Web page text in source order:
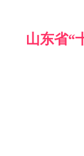
山东省“